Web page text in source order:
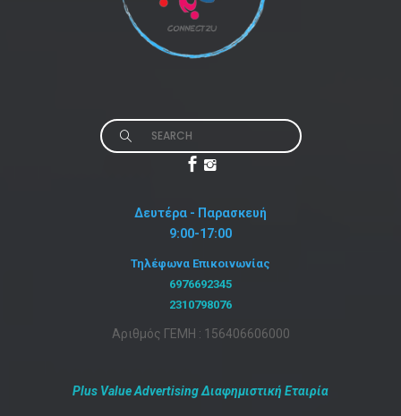
Search
for:
Δευτέρα - Παρασκευή
9:00-17:00
Τηλέφωνα Επικοινωνίας
6976692345
2310798076
Αριθμός ΓΕΜΗ : 156406606000
Plus Value Advertising Διαφημιστική Εταιρία